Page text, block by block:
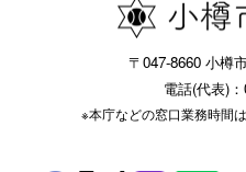
〒047-8660 小樽
電話(代表)
※本庁などの窓口業務時間